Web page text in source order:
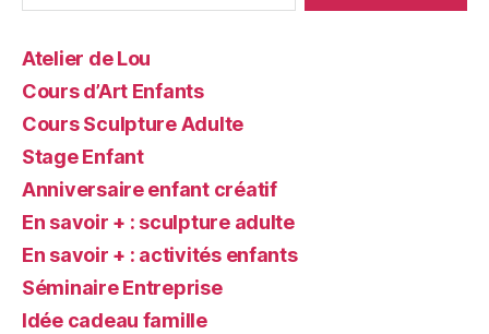
Atelier de Lou
Cours d’Art Enfants
Cours Sculpture Adulte
Stage Enfant
Anniversaire enfant créatif
En savoir + : sculpture adulte
En savoir + : activités enfants
Séminaire Entreprise
Idée cadeau famille